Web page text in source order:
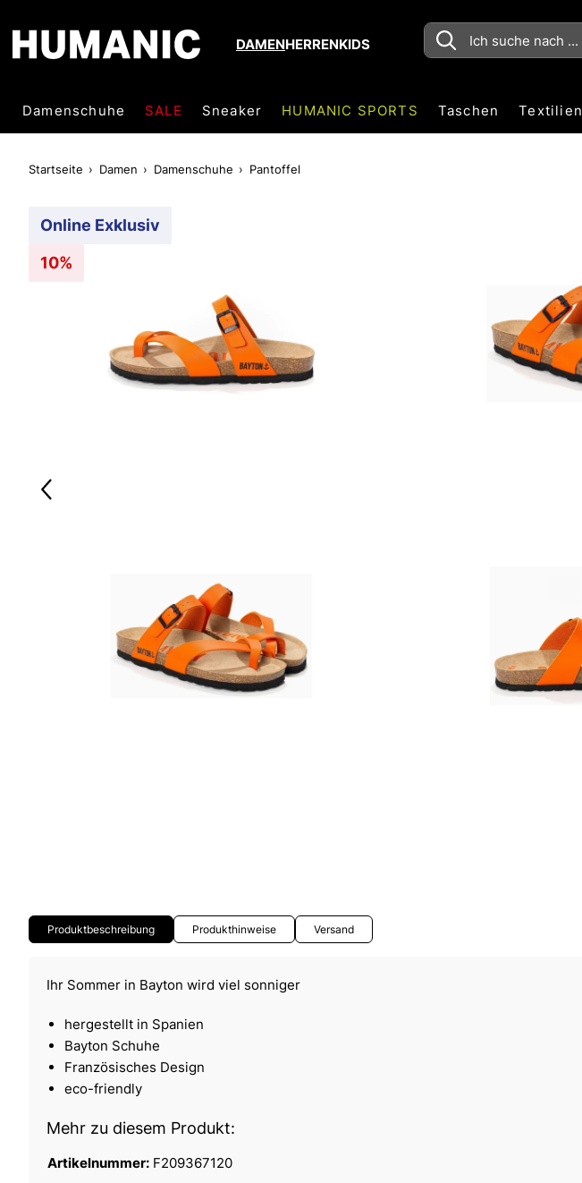
DAMENHERRENKIDS
Damenschuhe SALE Sneaker HUMANIC SPORTS Taschen Textilien
Startseite Damen Damenschuhe Pantoffel
Online Exklusiv
10%
Produktbeschreibung Produkthinweise Versand
Ihr Sommer in Bayton wird viel sonniger
hergestellt in Spanien
Bayton Schuhe
Französisches Design
eco-friendly
Mehr zu diesem Produkt:
Artikelnummer: F209367120